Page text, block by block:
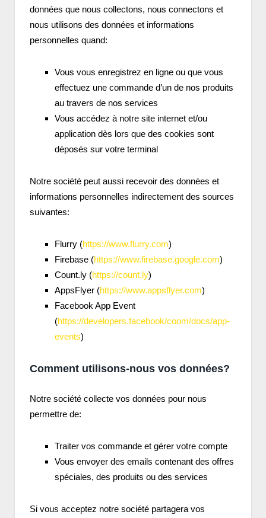
données que nous collectons, nous connectons et
nous utilisons des données et informations
personnelles quand:
Vous vous enregistrez en ligne ou que vous
effectuez une commande d’un de nos produits
au travers de nos services
Vous accédez à notre site internet et/ou
application dès lors que des cookies sont
déposés sur votre terminal
Notre société peut aussi recevoir des données et
informations personnelles indirectement des sources
suivantes:
Flurry (https://www.flurry.com)
Firebase (https://www.firebase.google.com)
Count.ly (https://count.ly)
AppsFlyer (https://www.appsflyer.com)
Facebook App Event
(https://developers.facebook/coom/docs/app-
events)
Comment utilisons-nous vos données?
Notre société collecte vos données pour nous
permettre de:
Traiter vos commande et gérer votre compte
Vous envoyer des emails contenant des offres
spéciales, des produits ou des services
Si vous acceptez notre société partagera vos